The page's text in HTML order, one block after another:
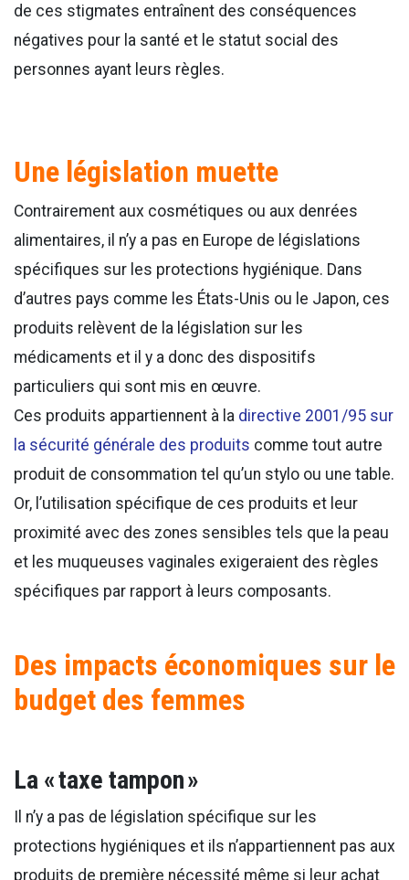
de ces stigmates entraînent des conséquences
négatives pour la santé et le statut social des
personnes ayant leurs règles.
Une législation muette
Contrairement aux cosmétiques ou aux denrées
alimentaires, il n’y a pas en Europe de législations
spécifiques sur les protections hygiénique. Dans
d’autres pays comme les États-Unis ou le Japon, ces
produits relèvent de la législation sur les
médicaments et il y a donc des dispositifs
particuliers qui sont mis en œuvre.
Ces produits appartiennent à la directive 2001/95 sur
la sécurité générale des produits comme tout autre
produit de consommation tel qu’un stylo ou une table.
Or, l’utilisation spécifique de ces produits et leur
proximité avec des zones sensibles tels que la peau
et les muqueuses vaginales exigeraient des règles
spécifiques par rapport à leurs composants.
Des impacts économiques sur le
budget des femmes
La « taxe tampon »
Il n’y a pas de législation spécifique sur les
protections hygiéniques et ils n’appartiennent pas aux
produits de première nécessité même si leur achat